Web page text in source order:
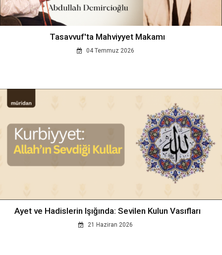
Tasavvuf'ta Mahviyyet Makamı
04 Temmuz 2026
Ayet ve Hadislerin Işığında: Sevilen Kulun Vasıfları
21 Haziran 2026